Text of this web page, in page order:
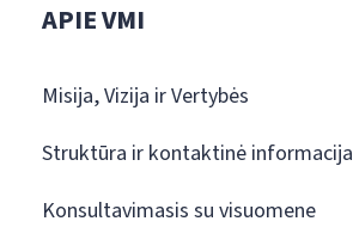
APIE VMI
Misija, Vizija ir Vertybės
Struktūra ir kontaktinė informacija
Konsultavimasis su visuomene